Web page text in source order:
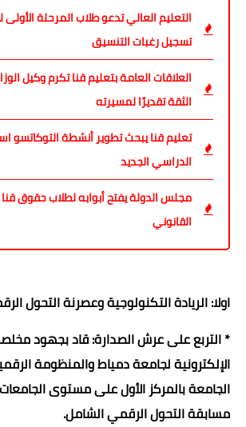
التعليم العالي تدعو طلاب المرحلة
تسجيل رغبات التنسيق
العلاقات العامة بتعليم قنا تكرم وكيل
الثقة تقديرًا لمسيرته
تعليم قنا يبحث تطوير أنشطة التوكاتسو
الدراسي الجديد
مجلس الدولة يفتح أبوابه لطلاب حقوق
القانوني
اولا: الريادة التكنولوجية وعصرنة التحول
* التربع على عرش الصدارة: قاد بجهود
الإلكترونية لجامعة دمياط والمنظومة
الجامعة بالمركز الأول على مستوى
مسابقة التحول الرقمي الشامل.